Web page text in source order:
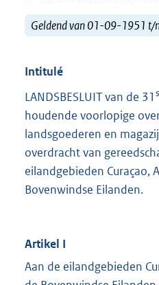
Geldend van 01-09-1951 t/
Intitulé
LANDSBESLUIT van de 31
houdende voorlopige
landsgoederen en
overdracht van
eilandgebieden Curaçao,
Bovenwindse Eilanden.
Artikel I
Aan de eilandgebieden